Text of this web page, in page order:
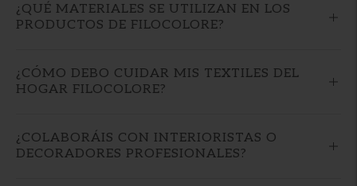
¿QUÉ MATERIALES SE UTILIZAN EN LOS
PRODUCTOS DE FILOCOLORE?
¿CÓMO DEBO CUIDAR MIS TEXTILES DEL
HOGAR FILOCOLORE?
¿COLABORÁIS CON INTERIORISTAS O
DECORADORES PROFESIONALES?